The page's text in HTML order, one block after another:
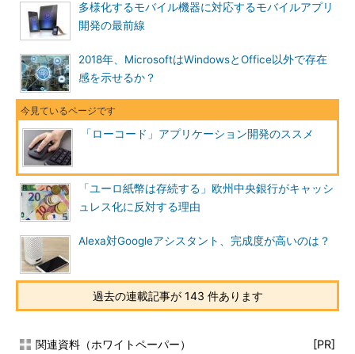
多様化するモバイル機器に対応するモバイルアプリ
開発の最前線
2018年、MicrosoftはWindowsとOffice以外で存在
感を示せるか？
「ローコード」アプリケーション開発のススメ
「ユーロ紙幣は存続する」欧州中央銀行がキャッシ
ュレス化に反対する理由
Alexa対Googleアシスタント、完成度が高いのは？
過去の連載記事が 143 件あります
関連資料（ホワイトペーパー） [PR]